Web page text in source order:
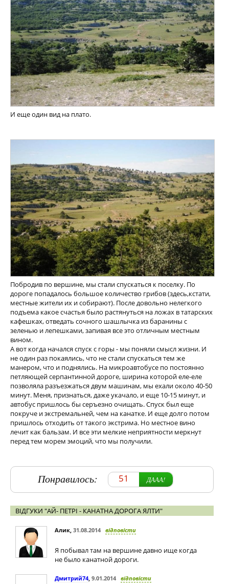
И еще один вид на плато.
Побродив по вершине, мы стали спускаться к поселку. По
дороге попадалось большое количество грибов (здесь,кстати,
местные жители их и собирают). После довольно нелегкого
подъема какое счастья было растянуться на ложах в татарских
кафешках, отведать сочного шашлычка из баранины с
зеленью и лепешками, запивая все это отличным местным
вином.
А вот когда начался спуск с горы - мы поняли смысл жизни. И
не один раз покаялись, что не стали спускаться тем же
манером, что и поднялись. На микроавтобусе по постоянно
петляющей серпантинной дороге, ширина которой еле-еле
позволяла разъезжаться двум машинам, мы ехали около 40-50
минут. Меня, признаться, даже укачало, и еще 10-15 минут, и
автобус пришлось бы серъезно очищать. Спуск был еще
покруче и экстремальней, чем на канатке. И еще долго потом
пришлось отходить от такого экстрима. Но местное вино
лечит как бальзам. И все эти мелкие неприятности меркнут
перед тем морем эмоций, что мы получили.
Понравилось: 51 ДААА!
ВІДГУКИ "АЙ- ПЕТРІ - КАНАТНА ДОРОГА ЯЛТИ"
Алик, 31.08.2014 відповісти
Я побывал там на вершине давно ище когда
не было канатной дороги.
Дмитрий74, 9.01.2014 відповісти